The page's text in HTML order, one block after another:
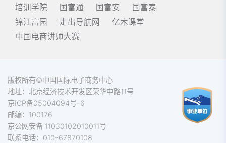
培训学院
国富通 国富安
国富泰
锦江富园
走出导航网
亿木课堂
中国电商讲师大赛
版权所有©中国国际电子商务中心
地址：北京经济技术开发区荣华中路11号
京ICP备05004094号-6
邮编：100176
京公网安备 11030102010011号
联系电话：010-67870108